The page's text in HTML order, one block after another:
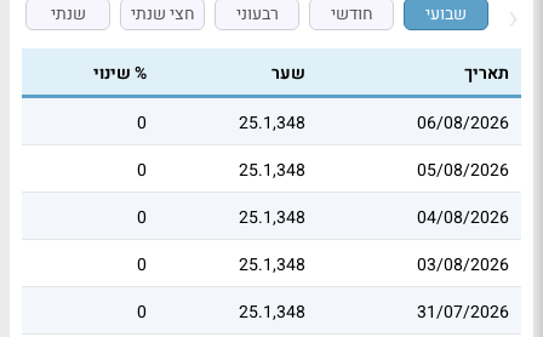
שבועי חודשי רבעוני חצי שנתי שנתי
תאריך שער
% שינוי
06/08/2026
25.1,348
0
05/08/2026
25.1,348
0
04/08/2026
25.1,348
0
03/08/2026
25.1,348
0
31/07/2026
25.1,348
0